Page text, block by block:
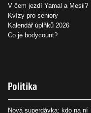
V čem jezdí Yamal a Mesii?
Kvízy pro seniory
Kalendář úplňků 2026
Co je bodycount?
Politika
Nová superdávka: kdo na ní